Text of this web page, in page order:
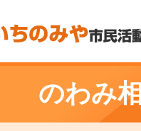
のわみ